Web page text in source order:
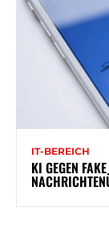
IT-BEREICH
KI GEGEN